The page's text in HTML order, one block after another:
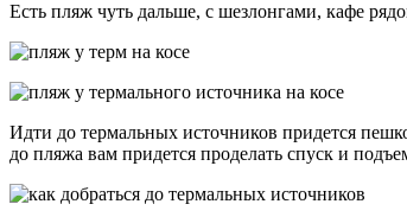
Есть пляж чуть дальше, с шезлонгами, кафе
Идти до термальных источников придется
до пляжа вам придется проделать спуск и